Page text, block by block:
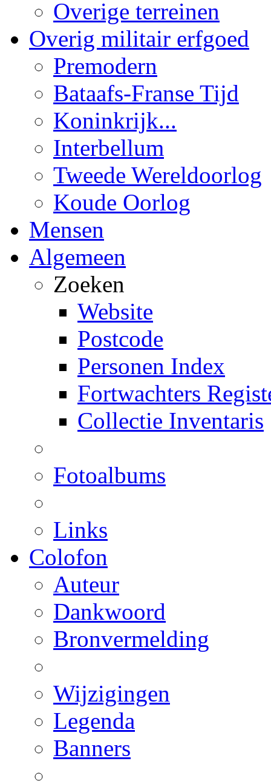
Overige terreinen
Overig militair erfgoed
Premodern
Bataafs-Franse Tijd
Koninkrijk...
Interbellum
Tweede Wereldoorlog
Koude Oorlog
Mensen
Algemeen
Zoeken
Website
Postcode
Personen Index
Fortwachters
Collectie Inventaris
Fotoalbums
Links
Colofon
Auteur
Dankwoord
Bronvermelding
Wijzigingen
Legenda
Banners